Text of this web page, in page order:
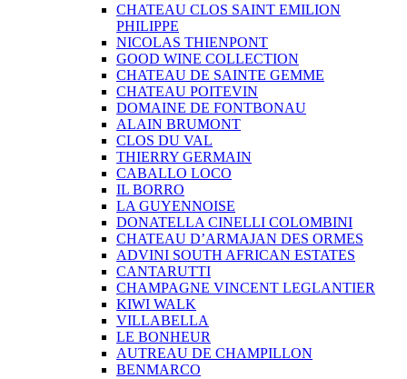
CHATEAU CLOS SAINT EMILION
PHILIPPE
NICOLAS THIENPONT
GOOD WINE COLLECTION
CHATEAU DE SAINTE GEMME
CHATEAU POITEVIN
DOMAINE DE FONTBONAU
ALAIN BRUMONT
CLOS DU VAL
THIERRY GERMAIN
CABALLO LOCO
IL BORRO
LA GUYENNOISE
DONATELLA CINELLI COLOMBINI
CHATEAU D’ARMAJAN DES ORMES
ADVINI SOUTH AFRICAN ESTATES
CANTARUTTI
CHAMPAGNE VINCENT LEGLANTIER
KIWI WALK
VILLABELLA
LE BONHEUR
AUTREAU DE CHAMPILLON
BENMARCO